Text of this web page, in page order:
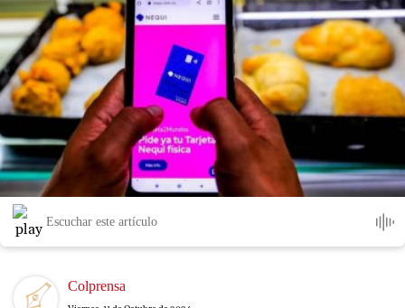
Escuchar este artículo
Image Colprensa